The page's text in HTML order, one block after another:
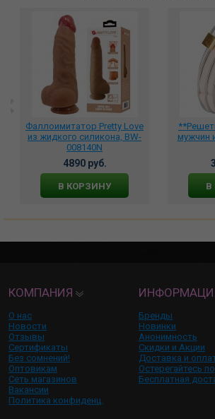
Фаллоимитатор Pretty Love
из жидкого силикона, BW-
008140N
4890 руб.
В КОРЗИНУ
мужчин
В
КОМПАНИЯ
О нас
Новости
Отзывы
Сертификаты
Без сомнений!
Оптовикам
Сеть магазинов
Вакансии
Политика конфиденц.
Бренды
Новинки
Анонимность
Скидки и Акции
Доставка и
Остерегайтесь
Бесплатная